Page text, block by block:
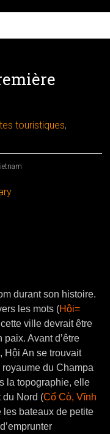
touristiques,
durant son histoire.
les mots (Hội=
ville devrait être
Avant d’être
Hội An se trouvait
du Champa
la topographie, elle
du Nord (Cổ Cò, Vĩnh
bateaux de petite